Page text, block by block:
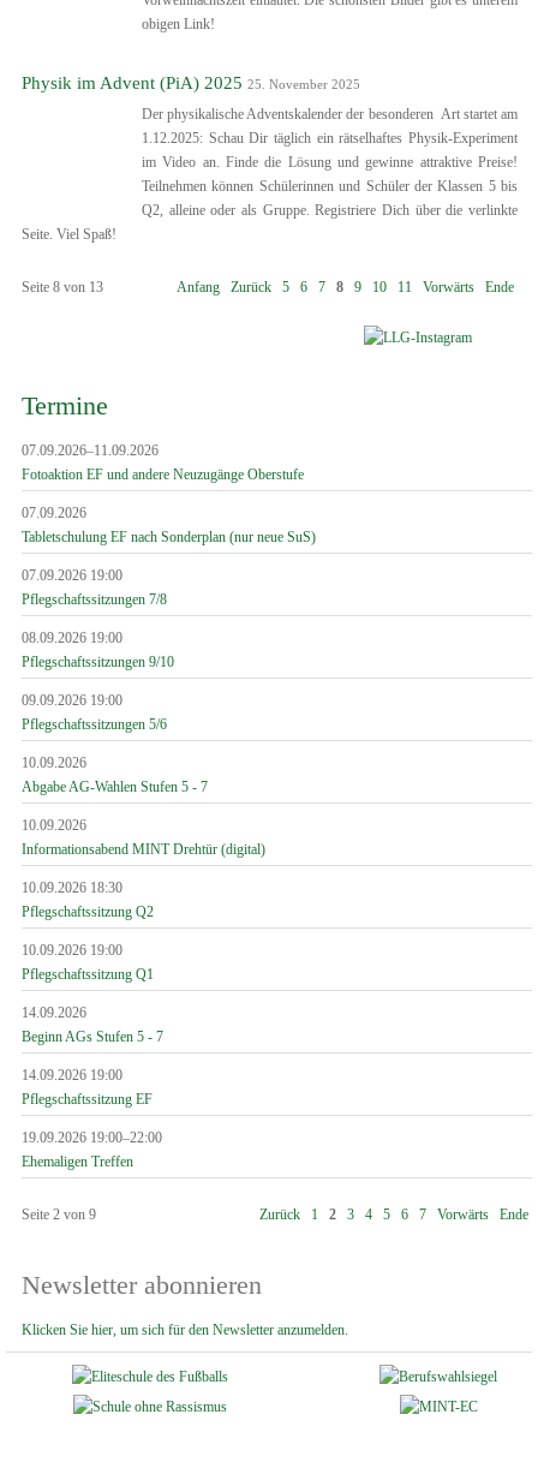
obigen Link!
Physik im Advent (PiA) 2025 25. November 2025
Der physikalische Adventskalender der besonderen Art startet am
1.12.2025: Schau Dir täglich ein rätselhaftes Physik-Experiment
im Video an. Finde die Lösung und gewinne attraktive Preise!
Teilnehmen können Schülerinnen und Schüler der Klassen 5 bis
Q2, alleine oder als Gruppe. Registriere Dich über die verlinkte
Seite. Viel Spaß!
Seite 8 von 13 Anfang Zurück 5 6 7 8 9 10 11 Vorwärts Ende
Termine
07.09.2026–11.09.2026
Fotoaktion EF und andere Neuzugänge Oberstufe
07.09.2026
Tabletschulung EF nach Sonderplan (nur neue SuS)
07.09.2026 19:00
Pflegschaftssitzungen 7/8
08.09.2026 19:00
Pflegschaftssitzungen 9/10
09.09.2026 19:00
Pflegschaftssitzungen 5/6
10.09.2026
Abgabe AG-Wahlen Stufen 5 - 7
10.09.2026
Informationsabend MINT Drehtür (digital)
10.09.2026 18:30
Pflegschaftssitzung Q2
10.09.2026 19:00
Pflegschaftssitzung Q1
14.09.2026
Beginn AGs Stufen 5 - 7
14.09.2026 19:00
Pflegschaftssitzung EF
19.09.2026 19:00–22:00
Ehemaligen Treffen
Seite 2 von 9 Zurück 1 2 3 4 5 6 7 Vorwärts Ende
Newsletter abonnieren
Klicken Sie hier, um sich für den Newsletter anzumelden.